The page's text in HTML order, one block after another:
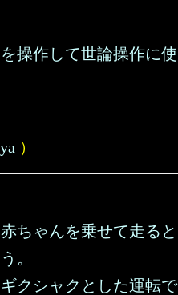
操作して世論操作に使
）
ちゃんを乗せて走ると
。
ギクシャクとした運転で